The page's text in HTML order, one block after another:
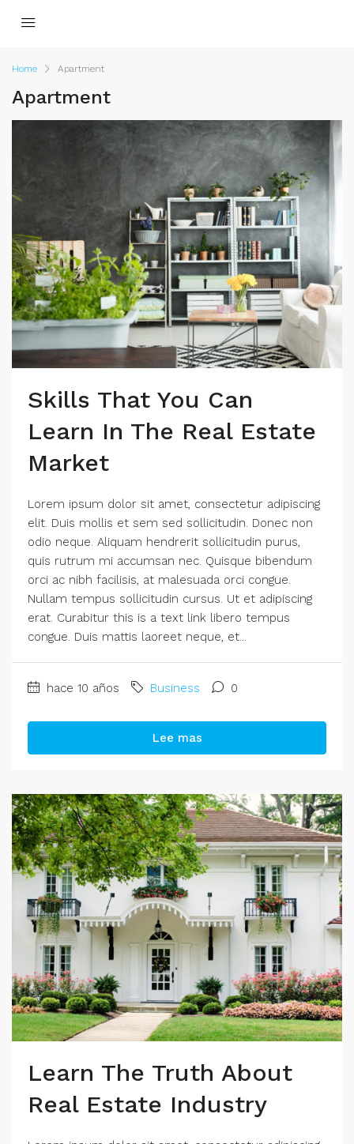
Home Apartment
Apartment
Skills That You Can
Learn In The Real Estate
Market
Lorem ipsum dolor sit amet, consectetur adipiscing
elit. Duis mollis et sem sed sollicitudin. Donec non
odio neque. Aliquam hendrerit sollicitudin purus,
quis rutrum mi accumsan nec. Quisque bibendum
orci ac nibh facilisis, at malesuada orci congue.
Nullam tempus sollicitudin cursus. Ut et adipiscing
erat. Curabitur this is a text link libero tempus
congue. Duis mattis laoreet neque, et...
hace 10 años Business 0
Lee mas
Learn The Truth About
Real Estate Industry